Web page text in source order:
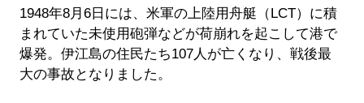
1948年8月6日には、米軍の上陸用舟艇（LCT）に積
まれていた未使用砲弾などが荷崩れを起こして港で
爆発。伊江島の住民たち107人が亡くなり、戦後最
大の事故となりました。